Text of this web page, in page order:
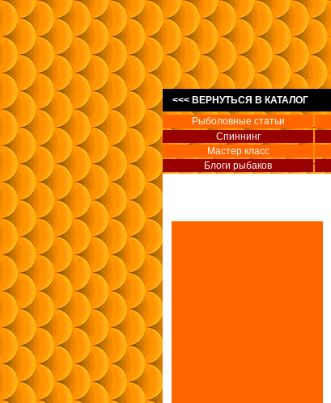
<<< ВЕРНУТЬСЯ В КАТАЛОГ
Рыболовные статьи
Спиннинг
Мастер класс
Блоги рыбаков